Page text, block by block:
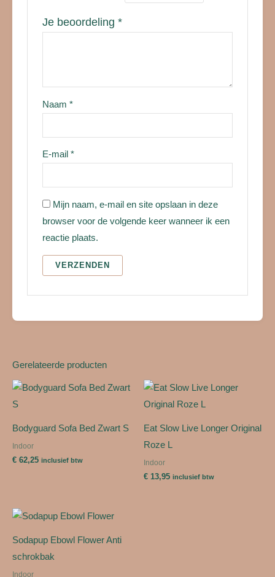
Je beoordeling*
Naam*
E-mail*
Mijn naam, e-mail en site opslaan in deze
browser voor de volgende keer wanneer ik een
reactie plaats.
Gerelateerde producten
Bodyguard Sofa Bed Zwart S
Indoor
€ 62,25 inclusief btw
Eat Slow Live Longer Original
Roze L
Indoor
€ 13,95 inclusief btw
Sodapup Ebowl Flower Anti
schrokbak
Indoor